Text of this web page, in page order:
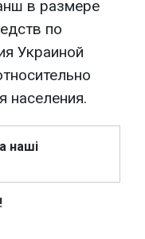
в размере
по
Украиной
населения.
наші